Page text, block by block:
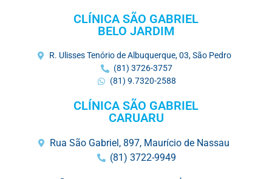
CLÍNICA SÃO GABRIEL
BELO JARDIM
R. Ulisses Tenório de Albuquerque, 03, São Pedro
(81) 3726-3757
(81) 9.7320-2588
CLÍNICA SÃO GABRIEL
CARUARU
Rua São Gabriel, 897, Maurício de Nassau
(81) 3722-9949